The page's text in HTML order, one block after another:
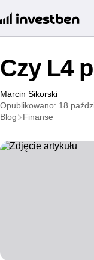
Czy L4
Marcin Sikorski
Opublikowano: 18
Blog
Finanse